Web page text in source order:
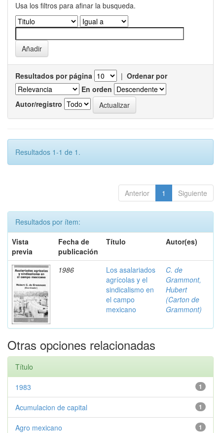
Usa los filtros para afinar la busqueda.
Resultados por página | Ordenar por
En orden
Autor/registro
Resultados 1-1 de 1.
Anterior 1 Siguiente
Resultados por ítem:
Vista
previa
Fecha de
publicación
Título Autor(es)
1986
Los asalariados
agrícolas y el
sindicalismo en
el campo
mexicano
C. de
Grammont,
Hubert
(Carton de
Grammont)
Otras opciones relacionadas
Título
1
1983
1
Acumulacion de capital
1
Agro mexicano